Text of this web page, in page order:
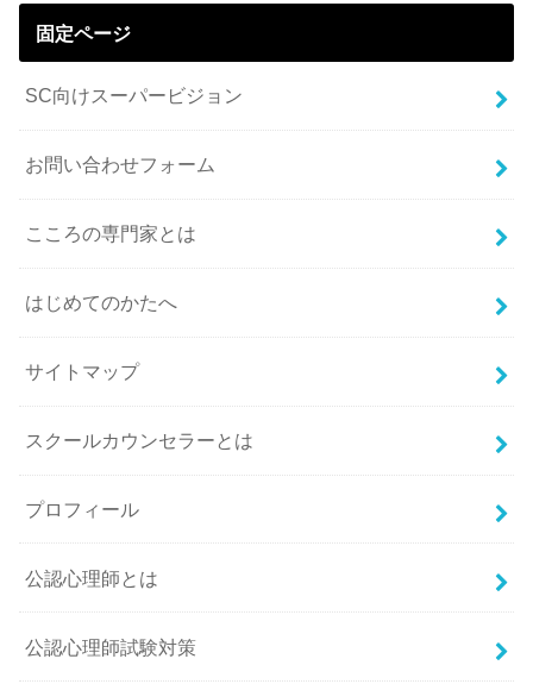
固定ページ
SC向けスーパービジョン
お問い合わせフォーム
こころの専門家とは
はじめてのかたへ
サイトマップ
スクールカウンセラーとは
プロフィール
公認心理師とは
公認心理師試験対策